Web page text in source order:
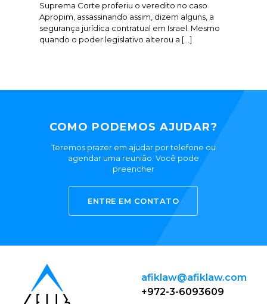
Suprema Corte proferiu o veredito no caso
Apropim, assassinando assim, dizem alguns, a
segurança jurídica contratual em Israel. Mesmo
quando o poder legislativo alterou a […]
COMO PODEMOS AJUDAR?
Teremos prazer em ajudar por telefone ou
agendar uma reunião. Você pode
preencher
ENTRE EM CONTATO
afiklaw@afiklaw.com
+972-3-6093609